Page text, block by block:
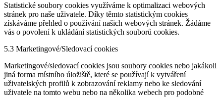
Statistické soubory cookies využíváme k optimalizaci webových
stránek pro naše uživatele. Díky těmto statistickým cookies
získáváme přehled o používání našich webových stránek. Žádáme
vás o povolení k ukládání statistických souborů cookies.
5.3 Marketingové/Sledovací cookies
Marketingové/sledovací cookies jsou soubory cookies nebo jakákoli
jiná forma místního úložiště, které se používají k vytváření
uživatelských profilů k zobrazování reklamy nebo ke sledování
uživatele na tomto webu nebo na několika webech pro podobné